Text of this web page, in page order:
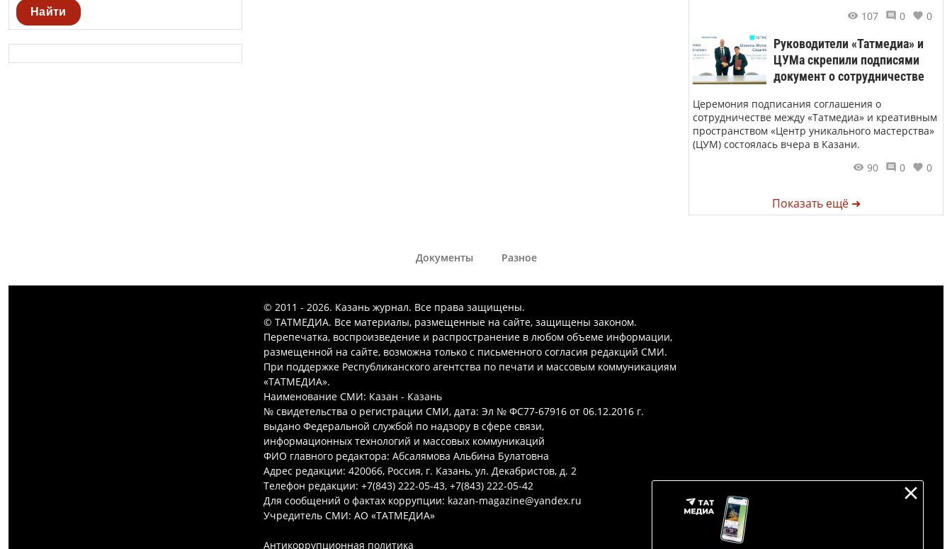
Найти
107
0 0
Руководители «Татмедиа» и
ЦУМа скрепили подписями
документ о сотрудничестве
Церемония подписания соглашения о
сотрудничестве между «Татмедиа» и креативным
пространством «Центр уникального мастерства»
(ЦУМ) состоялась вчера в Казани.
90
0 0
Показать ещё ➜
Документы Разное
© 2011 - 2026. Казань журнал. Все права защищены.
© ТАТМЕДИА. Все материалы, размещенные на сайте, защищены законом.
Перепечатка, воспроизведение и распространение в любом объеме информации,
размещенной на сайте, возможна только с письменного согласия редакций СМИ.
При поддержке Республиканского агентства по печати и массовым коммуникациям
«ТАТМЕДИА».
Наименование СМИ: Казан - Казань
№ свидетельства о регистрации СМИ, дата: Эл № ФС77-67916 от 06.12.2016 г.
выдано Федеральной службой по надзору в сфере связи,
информационных технологий и массовых коммуникаций
ФИО главного редактора: Абсалямова Альбина Булатовна
Адрес редакции: 420066, Россия, г. Казань, ул. Декабристов, д. 2
Телефон редакции: +7(843) 222-05-43, +7(843) 222-05-42
Для сообщений о фактах коррупции: kazan-magazine@yandex.ru
Учредитель СМИ: АО «ТАТМЕДИА»
Антикоррупционная политика